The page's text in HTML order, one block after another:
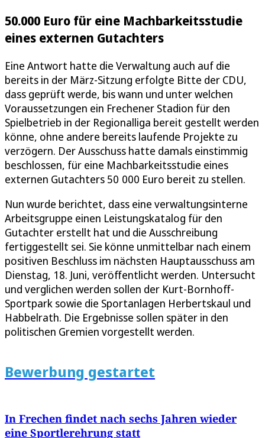
50.000 Euro für eine Machbarkeitsstudie
eines externen Gutachters
Eine Antwort hatte die Verwaltung auch auf die
bereits in der März-Sitzung erfolgte Bitte der CDU,
dass geprüft werde, bis wann und unter welchen
Voraussetzungen ein Frechener Stadion für den
Spielbetrieb in der Regionalliga bereit gestellt werden
könne, ohne andere bereits laufende Projekte zu
verzögern. Der Ausschuss hatte damals einstimmig
beschlossen, für eine Machbarkeitsstudie eines
externen Gutachters 50 000 Euro bereit zu stellen.
Nun wurde berichtet, dass eine verwaltungsinterne
Arbeitsgruppe einen Leistungskatalog für den
Gutachter erstellt hat und die Ausschreibung
fertiggestellt sei. Sie könne unmittelbar nach einem
positiven Beschluss im nächsten Hauptausschuss am
Dienstag, 18. Juni, veröffentlicht werden. Untersucht
und verglichen werden sollen der Kurt-Bornhoff-
Sportpark sowie die Sportanlagen Herbertskaul und
Habbelrath. Die Ergebnisse sollen später in den
politischen Gremien vorgestellt werden.
Bewerbung gestartet
In Frechen findet nach sechs Jahren wieder
eine Sportlerehrung statt